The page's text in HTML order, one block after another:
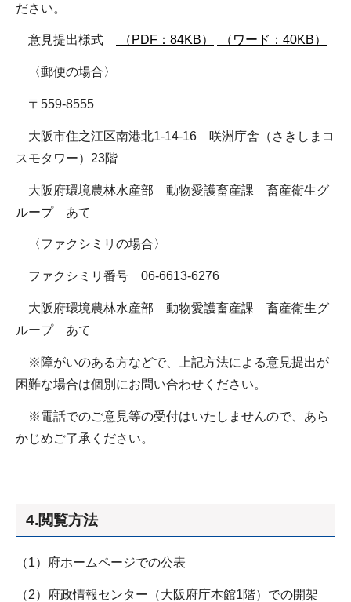
ださい。
意見提出様式 （PDF：84KB） （ワード：40KB）
〈郵便の場合〉
〒559-8555
大阪市住之江区南港北1-14-16 咲洲庁舎（さきしまコ
スモタワー）23階
大阪府環境農林水産部 動物愛護畜産課 畜産衛生グ
ループ あて
〈ファクシミリの場合〉
ファクシミリ番号 06-6613-6276
大阪府環境農林水産部 動物愛護畜産課 畜産衛生グ
ループ あて
※障がいのある方などで、上記方法による意見提出が
困難な場合は個別にお問い合わせください。
※電話でのご意見等の受付はいたしませんので、あら
かじめご了承ください。
4.閲覧方法
（1）府ホームページでの公表
（2）府政情報センター（大阪府庁本館1階）での開架